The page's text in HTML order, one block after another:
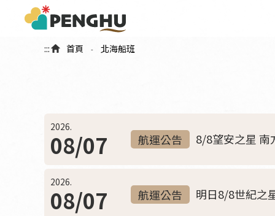
::: 首頁 - 北海船班
2026.
08/07 航運公告 8/8望安之星 南
2026.
08/07 航運公告 明日8/8世紀之